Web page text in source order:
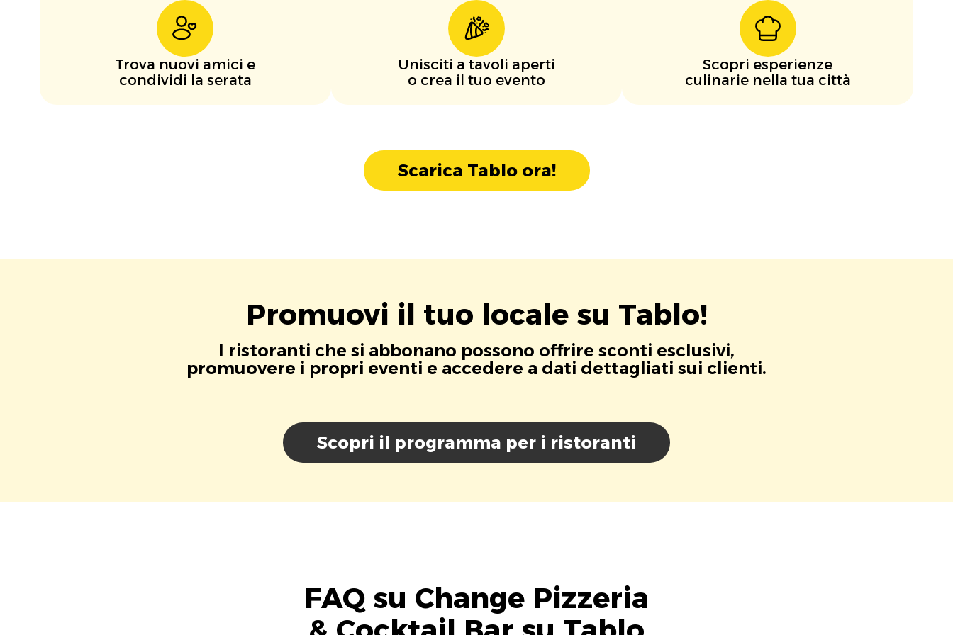
Trova nuovi amici e
condividi la serata
Unisciti a tavoli aperti
o crea il tuo evento
Scopri esperienze
culinarie nella tua città
Scarica Tablo ora!
Promuovi il tuo locale su Tablo!
I ristoranti che si abbonano possono offrire sconti esclusivi,
promuovere i propri eventi e accedere a dati dettagliati sui clienti.
Scopri il programma per i ristoranti
FAQ su Change Pizzeria